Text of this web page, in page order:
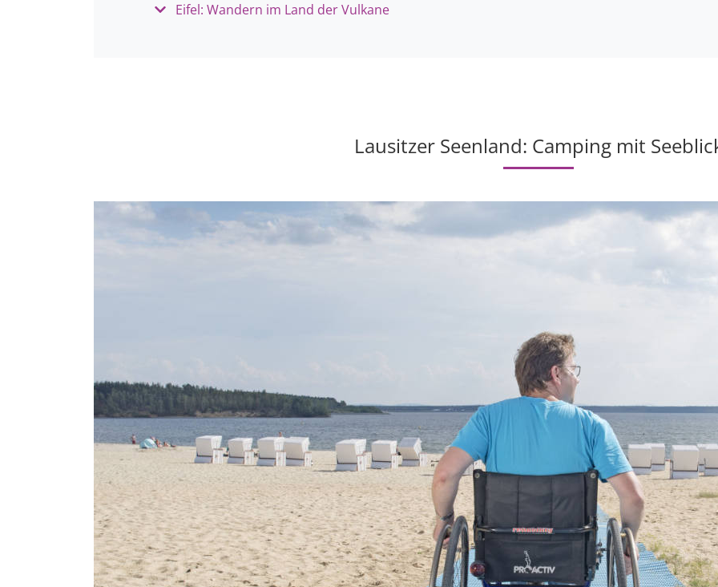
Eifel: Wandern im Land der Vulkane
Lausitzer Seenland: Camping mit